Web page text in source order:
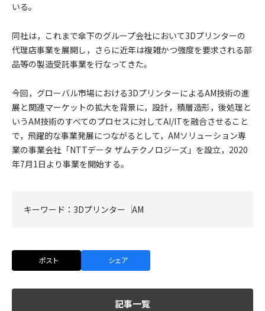
いる。
同社は，これまで傘下のグループ会社において3Dプリンターの
代理店事業を展開し，さらに近年は複雑かつ強度を要求される部
品等の製造受託事業を行なってきた。
今回，グローバル市場における3DプリンターによるAM技術の進
展と関連マーケットの拡大を背景に，設計，積層造形，後処理と
いうAM技術のすべてのプロセスに対してAI/ITを融合させること
で，飛躍的な事業発展につながるとして，AMソリューション専
業の事業会社「NTTデータ ザムテクノロジーズ」を設立，2020
年7月1日より事業を開始する。
キーワード： 3Dプリンター AM
ポスト シェア
記事一覧